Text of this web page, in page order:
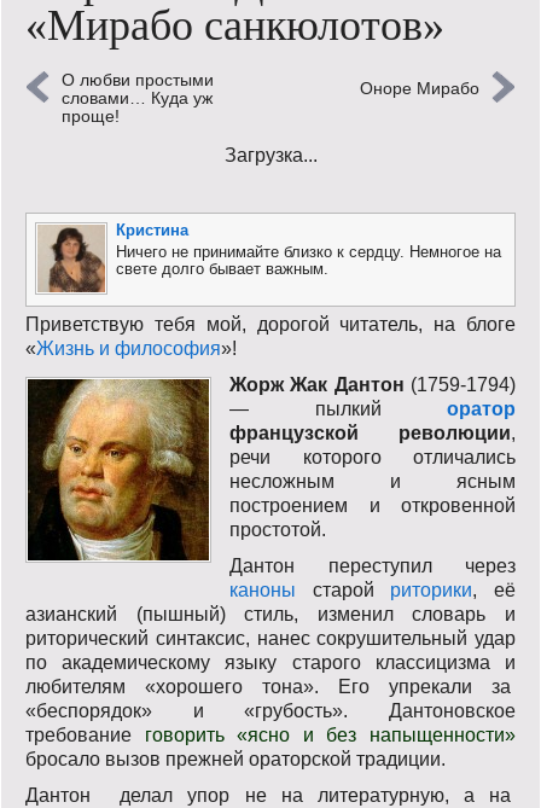
Кинообзор
Книгообзор
Поговорим?!
Риторика
Слово гостям
Философские размышления
Этот огромный мир!
Login
«Мирабо санкюлотов»
О любви простыми
словами… Куда уж
проще!
Оноре Мирабо
Загрузка...
Кристина
Ничего не принимайте близко к сердцу. Немногое на
свете долго бывает важным.
Приветствую тебя мой, дорогой читатель, на блоге
«Жизнь и философия»!
Жорж Жак Дантон (1759-1794)
— пылкий оратор
французской революции,
речи которого отличались
несложным и ясным
построением и откровенной
простотой.
Дантон переступил через
каноны старой риторики, её
азианский (пышный) стиль, изменил словарь и
риторический синтаксис, нанес сокрушительный удар
по академическому языку старого классицизма и
любителям «хорошего тона». Его упрекали за
«беспорядок» и «грубость». Дантоновское
требование говорить «ясно и без напыщенности»
бросало вызов прежней ораторской традиции.
Дантон делал упор не на литературную, а на